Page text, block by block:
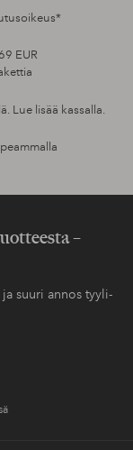
EUR
Lue lisää kassalla.
–
suuri annos tyyli-